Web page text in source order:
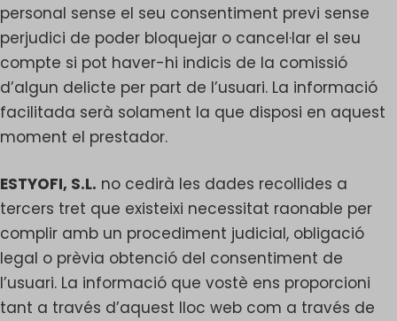
personal sense el seu consentiment previ sense
perjudici de poder bloquejar o cancel·lar el seu
compte si pot haver-hi indicis de la comissió
d’algun delicte per part de l’usuari. La informació
facilitada serà solament la que disposi en aquest
moment el prestador.
ESTYOFI, S.L. no cedirà les dades recollides a
tercers tret que existeixi necessitat raonable per
complir amb un procediment judicial, obligació
legal o prèvia obtenció del consentiment de
l’usuari. La informació que vostè ens proporcioni
tant a través d’aquest lloc web com a través de